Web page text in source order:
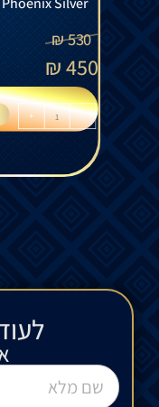
530
₪
450
₪
-
+